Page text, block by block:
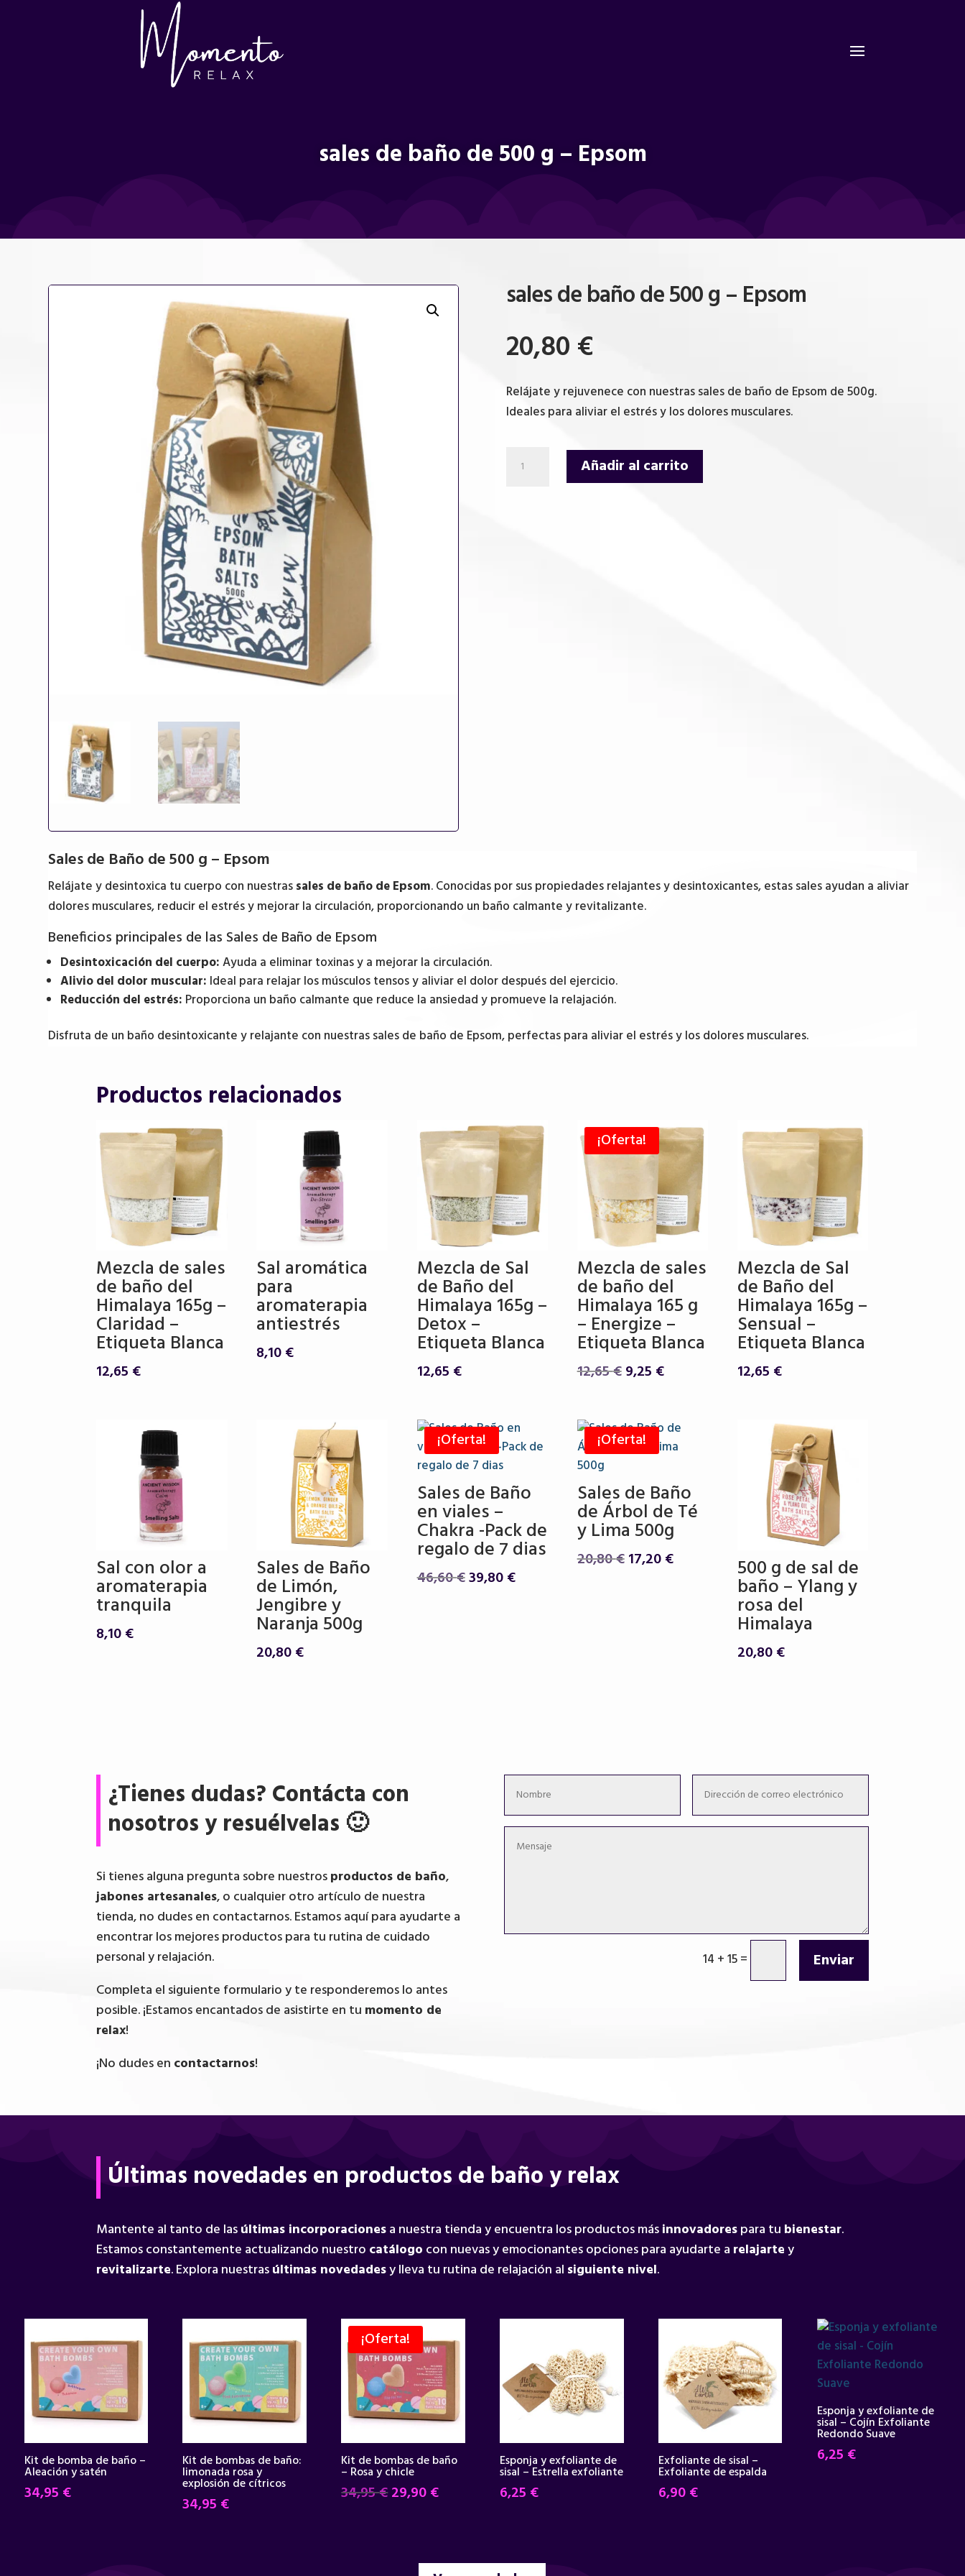
sales de baño de 500 g – Epsom
sales de baño de 500 g – Epsom
20,80€
Relájate y rejuvenece con nuestras sales de baño de Epsom de 500g.
Ideales para aliviar el estrés y los dolores musculares.
Añadir al carrito
Sales de Baño de 500 g – Epsom
Relájate y desintoxica tu cuerpo con nuestrassales de baño de Epsom. Conocidas por sus propiedades relajantes y desintoxicantes, estas sales ayudan a aliviar
dolores musculares, reducir el estrés y mejorar la circulación, proporcionando un baño calmante y revitalizante.
Beneficios principales de las Sales de Baño de Epsom
Desintoxicación del cuerpo:Ayuda a eliminar toxinas y a mejorar la circulación.
Alivio del dolor muscular: Ideal para relajar los músculos tensos y aliviar el dolor después del ejercicio.
Reducción del estrés: Proporciona un baño calmante que reduce la ansiedad y promueve la relajación.
Disfruta de un baño desintoxicante y relajante con nuestras sales de baño de Epsom, perfectas para aliviar el estrés y los dolores musculares.
Productos relacionados
Mezcla de sales
de baño del
Himalaya 165g –
Claridad –
Etiqueta Blanca
12,65 €
Sal aromática
para
aromaterapia
antiestrés
8,10€
Mezcla de Sal
de Baño del
Himalaya 165g –
Detox –
Etiqueta Blanca
12,65 €
¡Oferta!
Mezcla de sales
de baño del
Himalaya 165 g
– Energize –
Etiqueta Blanca
12,65€El
era:
12,65 €.
9,25 €El
es:
9,25 €.
Mezcla de Sal
de Baño del
Himalaya 165g –
Sensual –
Etiqueta Blanca
12,65 €
Sal con olor a
aromaterapia
tranquila
8,10€
Sales de Baño
de Limón,
Jengibre y
Naranja 500g
20,80€
¡Oferta!
Sales de Baño
en viales –
Chakra -Pack de
regalo de 7 dias
46,60€El
39,80€El
¡Oferta!
Sales de Baño
de Árbol de Té
y Lima 500g
20,80€El
17,20€El
500 g de sal de
baño – Ylang y
rosa del
Himalaya
20,80€
¿Tienes dudas? Contácta con
nosotros y resuélvelas 🙂
Si tienes alguna pregunta sobre nuestrosproductos de baño,
jabones artesanales, o cualquier otro artículo de nuestra
tienda, no dudes en contactarnos. Estamos aquí para ayudarte a
encontrar los mejores productos para tu rutina de cuidado
personal y relajación.
Completa el siguiente formulario y te responderemos lo antes
posible. ¡Estamos encantados de asistirte en tu momento de
relax!
¡No dudes en contactarnos!
14 + 15= Enviar
Últimas novedades en productos de baño y relax
Mantente al tanto de lasúltimas incorporacionesa nuestra tienda y encuentra los productos másinnovadorespara tu bienestar.
Estamos constantemente actualizando nuestro catálogo con nuevas y emocionantes opciones para ayudarte a relajartey
revitalizarte. Explora nuestrasúltimas novedadesy lleva tu rutina de relajación al siguiente nivel.
Kit de bomba de baño –
Aleación y satén
34,95 €
Kit de bombas de baño:
limonada rosa y
explosión de cítricos
34,95 €
¡Oferta!
Kit de bombas de baño
– Rosa y chicle
34,95€El
34,95 €.
29,90€El
29,90 €.
Esponja y exfoliante de
sisal – Estrella exfoliante
6,25 €
Exfoliante de sisal –
Exfoliante de espalda
6,90€
Esponja y exfoliante de
sisal – Cojín Exfoliante
Redondo Suave
6,25 €